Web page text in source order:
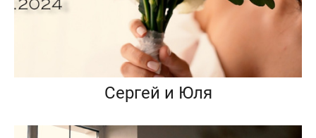
Сергей и Юля